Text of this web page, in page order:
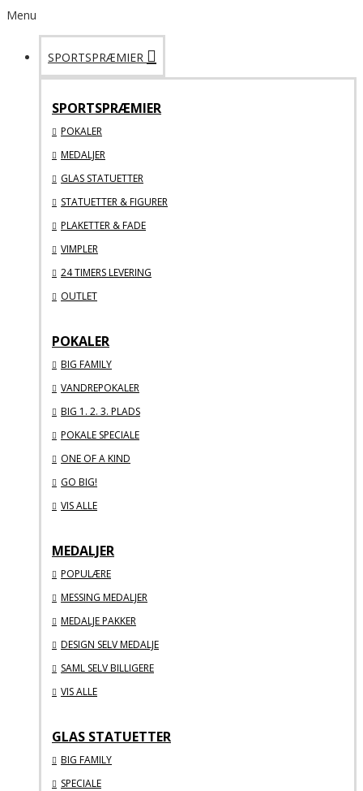
Menu
SPORTSPRÆMIER
SPORTSPRÆMIER
POKALER
MEDALJER
GLAS STATUETTER
STATUETTER & FIGURER
PLAKETTER & FADE
VIMPLER
24 TIMERS LEVERING
OUTLET
POKALER
BIG FAMILY
VANDREPOKALER
BIG 1. 2. 3. PLADS
POKALE SPECIALE
ONE OF A KIND
GO BIG!
VIS ALLE
MEDALJER
POPULÆRE
MESSING MEDALJER
MEDALJE PAKKER
DESIGN SELV MEDALJE
SAML SELV BILLIGERE
VIS ALLE
GLAS STATUETTER
BIG FAMILY
SPECIALE